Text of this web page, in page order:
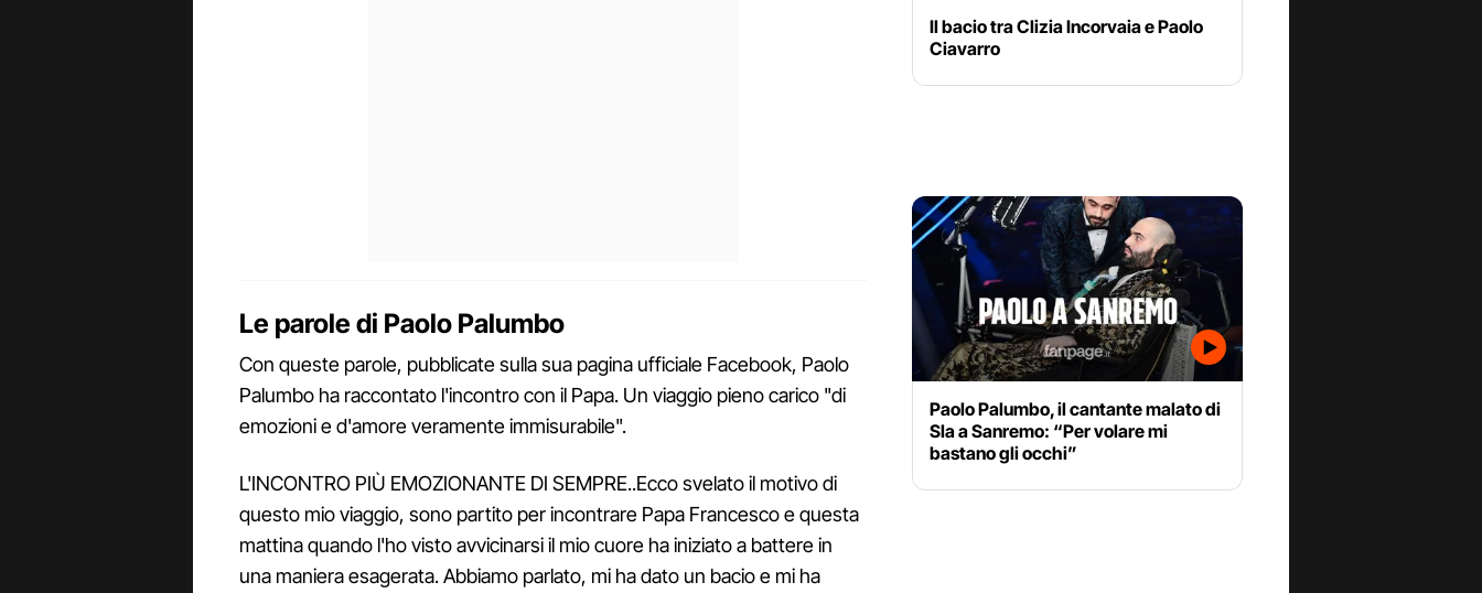
Le parole di Paolo Palumbo
Con queste parole, pubblicate sulla sua pagina ufficiale Facebook, Paolo
Palumbo ha raccontato l'incontro con il Papa. Un viaggio pieno carico "di
emozioni e d'amore veramente immisurabile".
L'INCONTRO PIÙ EMOZIONANTE DI SEMPRE..Ecco svelato il motivo di
questo mio viaggio, sono partito per incontrare Papa Francesco e questa
mattina quando l'ho visto avvicinarsi il mio cuore ha iniziato a battere in
una maniera esagerata. Abbiamo parlato, mi ha dato un bacio e mi ha
Il bacio tra Clizia Incorvaia e Paolo
Ciavarro
Paolo Palumbo, il cantante malato di
Sla a Sanremo: “Per volare mi
bastano gli occhi”